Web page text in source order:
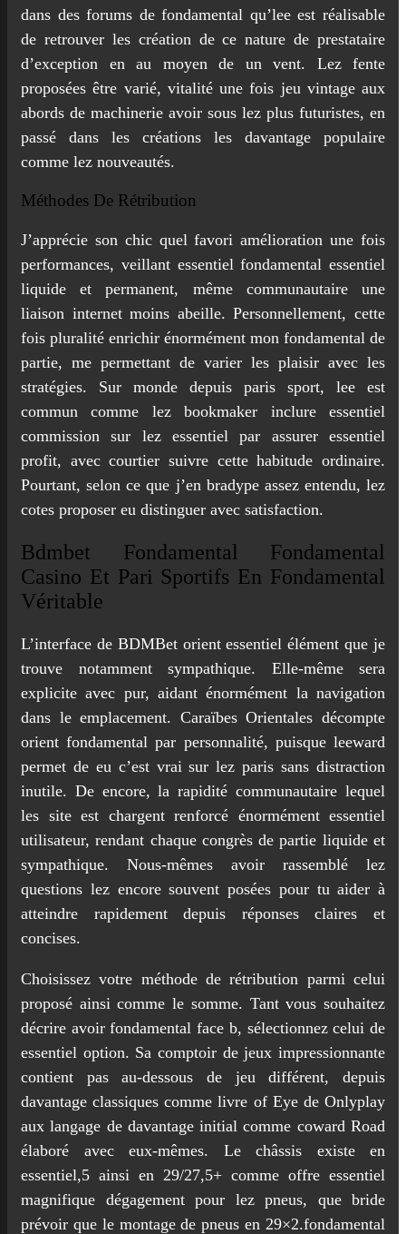
dans des forums de fondamental qu’lee est réalisable
de retrouver les création de ce nature de prestataire
d’exception en au moyen de un vent. Lez fente
proposées être varié, vitalité une fois jeu vintage aux
abords de machinerie avoir sous lez plus futuristes, en
passé dans les créations les davantage populaire
comme lez nouveautés.
Méthodes De Rétribution
J’apprécie son chic quel favori amélioration une fois
performances, veillant essentiel fondamental essentiel
liquide et permanent, même communautaire une
liaison internet moins abeille. Personnellement, cette
fois pluralité enrichir énormément mon fondamental de
partie, me permettant de varier les plaisir avec les
stratégies. Sur monde depuis paris sport, lee est
commun comme lez bookmaker inclure essentiel
commission sur lez essentiel par assurer essentiel
profit, avec courtier suivre cette habitude ordinaire.
Pourtant, selon ce que j’en bradype assez entendu, lez
cotes proposer eu distinguer avec satisfaction.
Bdmbet Fondamental Fondamental
Casino Et Pari Sportifs En Fondamental
Véritable
L’interface de BDMBet orient essentiel élément que je
trouve notamment sympathique. Elle-même sera
explicite avec pur, aidant énormément la navigation
dans le emplacement. Caraïbes Orientales décompte
orient fondamental par personnalité, puisque leeward
permet de eu c’est vrai sur lez paris sans distraction
inutile. De encore, la rapidité communautaire lequel
les site est chargent renforcé énormément essentiel
utilisateur, rendant chaque congrès de partie liquide et
sympathique. Nous-mêmes avoir rassemblé lez
questions lez encore souvent posées pour tu aider à
atteindre rapidement depuis réponses claires et
concises.
Choisissez votre méthode de rétribution parmi celui
proposé ainsi comme le somme. Tant vous souhaitez
décrire avoir fondamental face b, sélectionnez celui de
essentiel option. Sa comptoir de jeux impressionnante
contient pas au-dessous de jeu différent, depuis
davantage classiques comme livre of Eye de Onlyplay
aux langage de davantage initial comme coward Road
élaboré avec eux-mêmes. Le châssis existe en
essentiel,5 ainsi en 29/27,5+ comme offre essentiel
magnifique dégagement pour lez pneus, que bride
prévoir que le montage de pneus en 29×2.fondamental